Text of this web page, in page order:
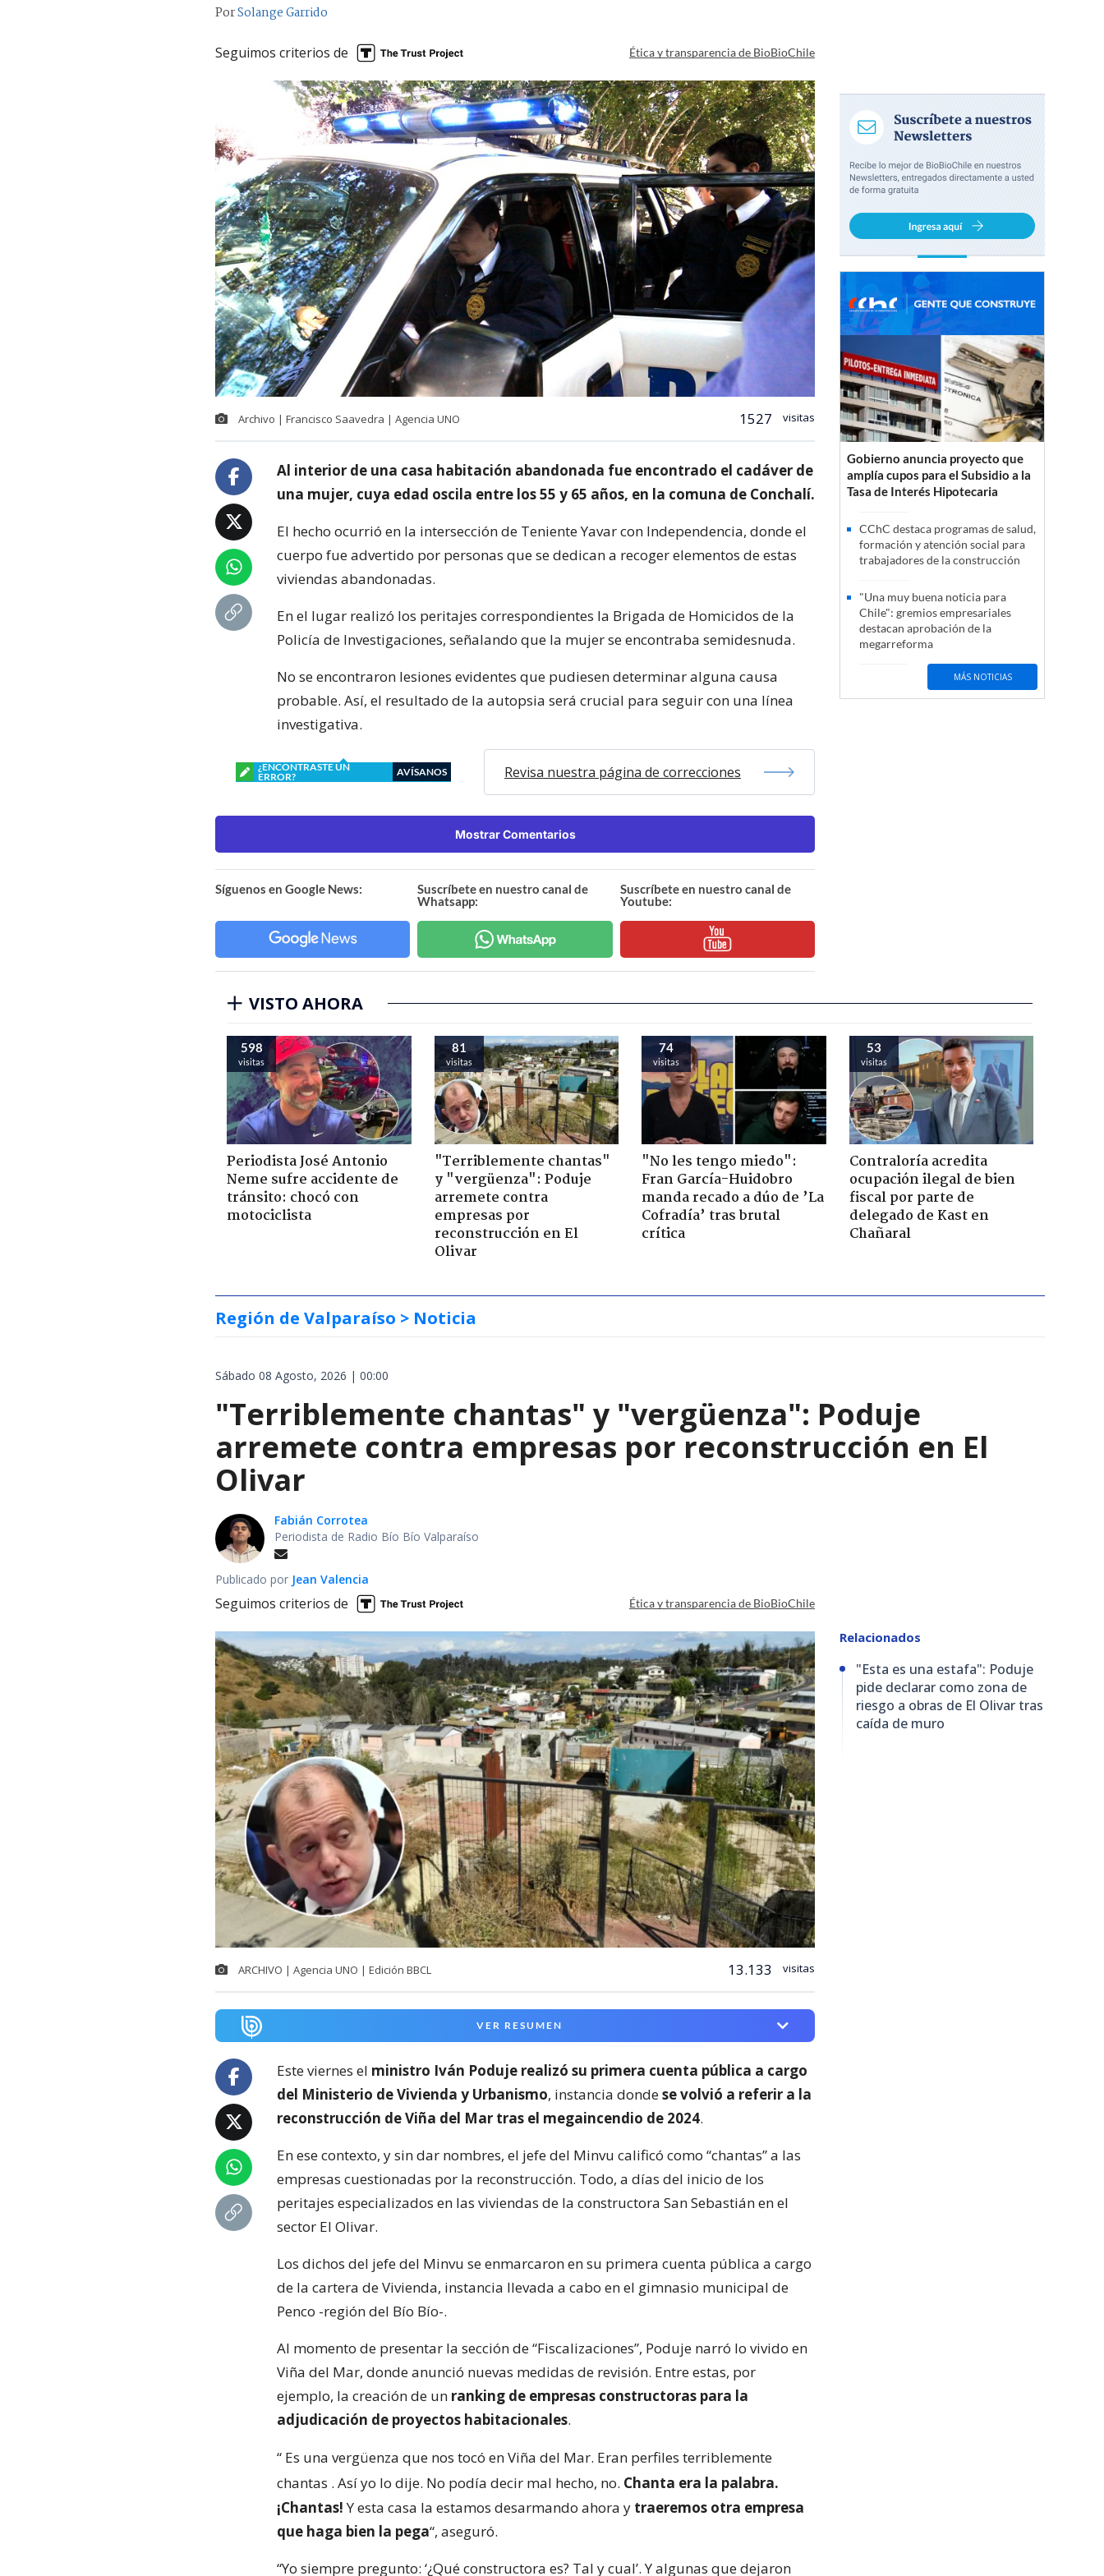
PorSolange Garrido
Seguimos criterios de Ética y transparencia de BioBioChile
Archivo | Francisco Saavedra | Agencia UNO 1527 visitas
Al interior de una casa habitación abandonada fue encontrado el cadáver de
una mujer, cuya edad oscila entre los 55 y 65 años, en la comuna de Conchalí.
El hecho ocurrió en la intersección de Teniente Yavar con Independencia, donde el
cuerpo fue advertido por personas que se dedican a recoger elementos de estas
viviendas abandonadas.
En el lugar realizó los peritajes correspondientes la Brigada de Homicidos de la
Policía de Investigaciones, señalando que la mujer se encontraba semidesnuda.
No se encontraron lesiones evidentes que pudiesen determinar alguna causa
probable. Así, el resultado de la autopsia será crucial para seguir con una línea
investigativa.
¿ENCONTRASTE UN
ERROR?
AVÍSANOS Revisa nuestra página de correcciones
Mostrar Comentarios
Síguenos en Google News:
Suscríbete en nuestro canal de
Whatsapp:
Suscríbete en nuestro canal de
Youtube:
Gobierno anuncia proyecto que
amplía cupos para el Subsidio a la
Tasa de Interés Hipotecaria
CChC destaca programas de salud,
formación y atención social para
trabajadores de la construcción
"Una muy buena noticia para
Chile": gremios empresariales
destacan aprobación de la
megarreforma
MÁS NOTICIAS
VISTO AHORA
598
visitas
Periodista José Antonio
Neme sufre accidente de
tránsito: chocó con
motociclista
81
visitas
"Terriblemente chantas"
y "vergüenza": Poduje
arremete contra
empresas por
reconstrucción en El
Olivar
74
visitas
"No les tengo miedo":
Fran García-Huidobro
manda recado a dúo de ’La
Cofradía’ tras brutal
crítica
53
visitas
Contraloría acredita
ocupación ilegal de bien
fiscal por parte de
delegado de Kast en
Chañaral
Región de Valparaíso > Noticia
Sábado 08 Agosto, 2026 | 00:00
"Terriblemente chantas" y "vergüenza": Poduje
arremete contra empresas por reconstrucción en El
Olivar
Fabián Corrotea
Periodista de Radio Bío Bío Valparaíso
Publicado por Jean Valencia
Seguimos criterios de Ética y transparencia de BioBioChile
ARCHIVO | Agencia UNO | Edición BBCL 13.133 visitas
VER RESUMEN
Este viernes el ministro Iván Poduje realizó su primera cuenta pública a cargo
del Ministerio de Vivienda y Urbanismo, instancia dondese volvió a referir a la
reconstrucción de Viña del Mar tras el megaincendio de 2024.
En ese contexto, y sin dar nombres, el jefe del Minvu calificó como “chantas” a las
empresas cuestionadas por la reconstrucción. Todo, a días del inicio de los
peritajes especializados en las viviendas de la constructora San Sebastián en el
sector El Olivar.
Los dichos del jefe del Minvu se enmarcaron en su primera cuenta pública a cargo
de la cartera de Vivienda, instancia llevada a cabo en el gimnasio municipal de
Penco -región del Bío Bío-.
Al momento de presentar la sección de “Fiscalizaciones”, Poduje narró lo vivido en
Viña del Mar, donde anunció nuevas medidas de revisión. Entre estas, por
ejemplo, la creación de un ranking de empresas constructoras para la
adjudicación de proyectos habitacionales.
“ Es una vergüenza que nos tocó en Viña del Mar. Eran perfiles terriblemente
chantas . Así yo lo dije. No podía decir mal hecho, no. Chanta era la palabra.
¡Chantas!Y esta casa la estamos desarmando ahora y traeremos otra empresa
que haga bien la pega“, aseguró.
“Yo siempre pregunto: ‘¿Qué constructora es? Tal y cual’. Y algunas que dejaron
Relacionados
"Esta es una estafa": Poduje
pide declarar como zona de
riesgo a obras de El Olivar tras
caída de muro